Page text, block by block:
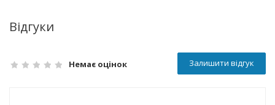
Відгуки
Немає оцінок Залишити відгук